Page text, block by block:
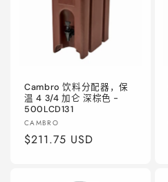
Cambro 饮料分配器，保
温 4 3/4 加仑 深棕色 -
500LCD131
厂
商：
CAMBRO
常
$211.75 USD